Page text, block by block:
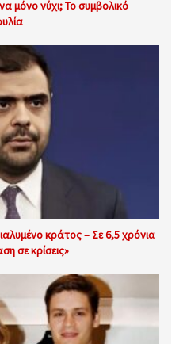
μόνο νύχι; Το συμβολικό
κράτος – Σε 6,5 χρόνια
σε κρίσεις»